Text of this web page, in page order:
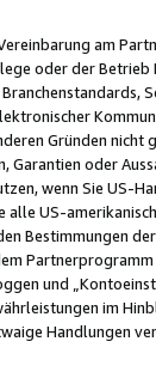
am
oder der
Gründen
oder
wenn Sie US-
US-
Bestimmungen
und
im
Handlungen